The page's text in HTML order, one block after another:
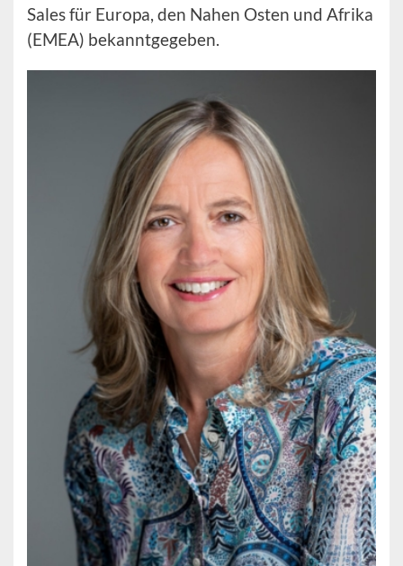
Sales für Europa, den Nahen Osten und Afrika
(EMEA) bekanntgegeben.